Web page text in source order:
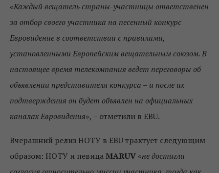
«Каждый вещатель страны-участницы ответственен
за отбор своего участника на песенный конкурс
Евровидение в соответствии с правилами,
установленными Европейским вещательным союзом. В
настоящее время телекомпания ведет переговоры об
объявлении представителя конкурса – и после их
подтверждения он будет объявлен на официальных
каналах Евровидения», – отметили в EBU.
Вчерашний релиз НОТУ в EBU трактует следующим
образом: НОТУ и певицаMARUV «не достигли